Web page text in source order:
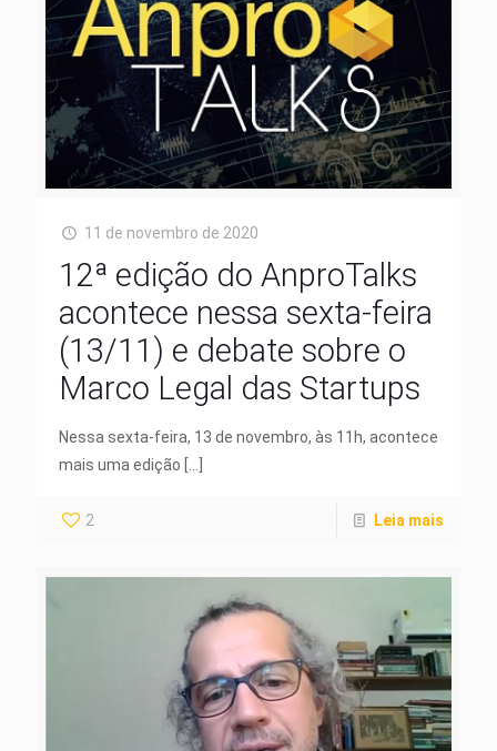
11 de novembro de 2020
12ª edição do AnproTalks
acontece nessa sexta-feira
(13/11) e debate sobre o
Marco Legal das Startups
Nessa sexta-feira, 13 de novembro, às 11h, acontece
mais uma edição
2 Leia mais